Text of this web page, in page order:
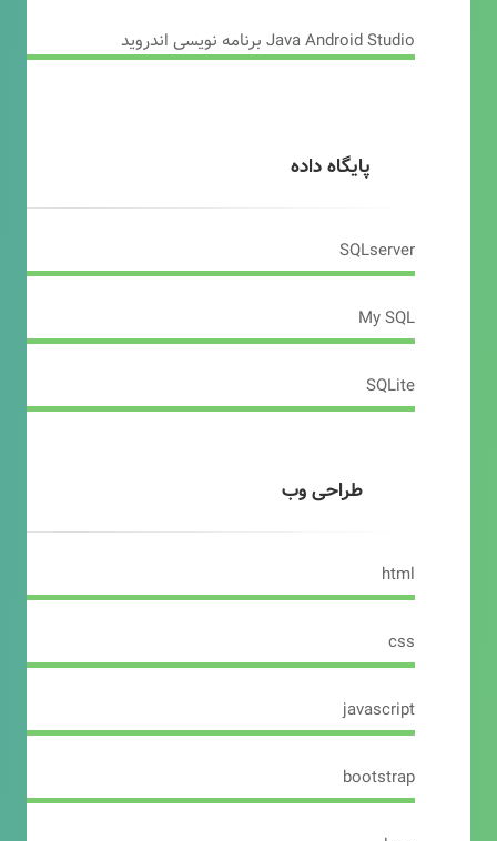
Java Android Studio برنامه نویسی اندروید
پایگاه داده
SQLserver
My SQL
SQLite
طراحی وب
html
css
javascript
bootstrap